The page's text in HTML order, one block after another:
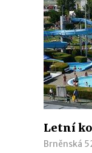
Letní
Brněnská